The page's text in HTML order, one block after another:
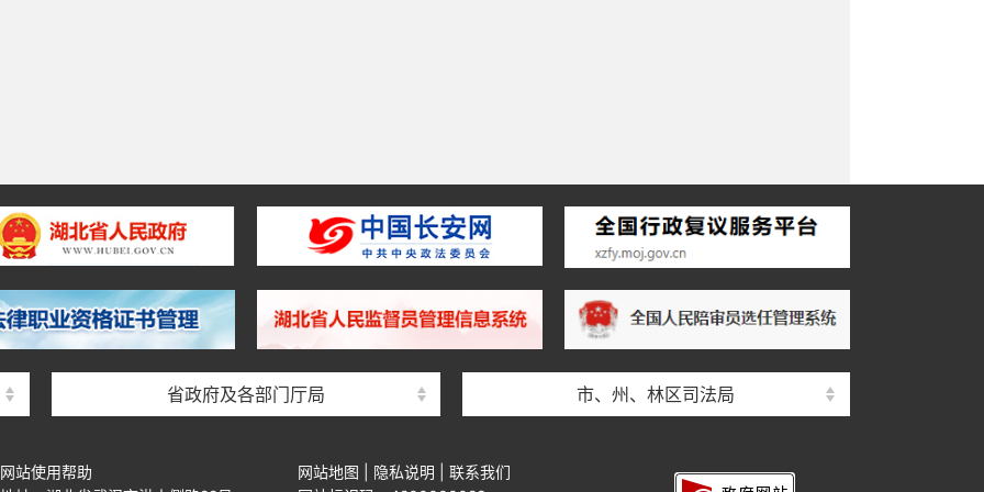
省政府及各部门厅局 市、州、林区司法局
网站使用帮助
网站地图 隐私说明
联系我们